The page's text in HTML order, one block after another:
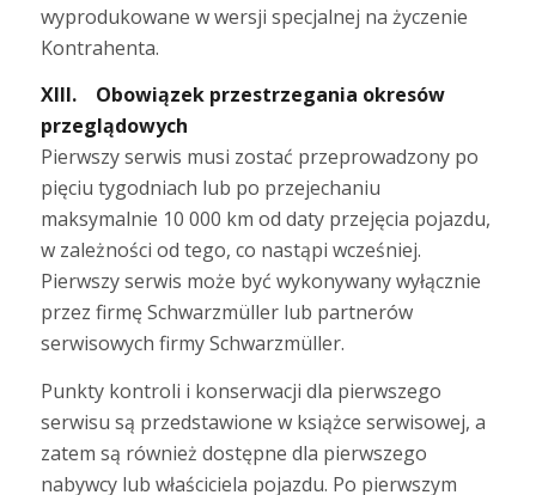
wyprodukowane w wersji specjalnej na życzenie
Kontrahenta.
XIII. Obowiązek przestrzegania okresów
przeglądowych
Pierwszy serwis musi zostać przeprowadzony po
pięciu tygodniach lub po przejechaniu
maksymalnie 10 000 km od daty przejęcia pojazdu,
w zależności od tego, co nastąpi wcześniej.
Pierwszy serwis może być wykonywany wyłącznie
przez firmę Schwarzmüller lub partnerów
serwisowych firmy Schwarzmüller.
Punkty kontroli i konserwacji dla pierwszego
serwisu są przedstawione w książce serwisowej, a
zatem są również dostępne dla pierwszego
nabywcy lub właściciela pojazdu. Po pierwszym